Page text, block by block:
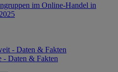
im Online-Handel in
- Daten & Fakten
- Daten & Fakten